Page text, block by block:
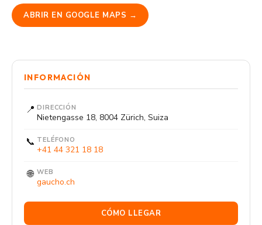
ABRIR EN GOOGLE MAPS →
INFORMACIÓN
📍 DIRECCIÓN
Nietengasse 18, 8004 Zürich, Suiza
📞 TELÉFONO
+41 44 321 18 18
🌐 WEB
gaucho.ch
CÓMO LLEGAR